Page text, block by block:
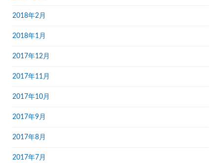
2018年2月
2018年1月
2017年12月
2017年11月
2017年10月
2017年9月
2017年8月
2017年7月